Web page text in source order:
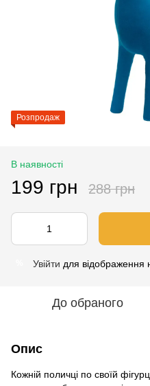
Розпродаж
В наявності
199 грн 288 грн
Увійти для відображення
До обраного
Опис
Кожній поличці по своїй